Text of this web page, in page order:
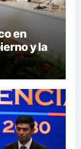
en
y la